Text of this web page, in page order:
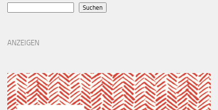
Suchen
ANZEIGEN